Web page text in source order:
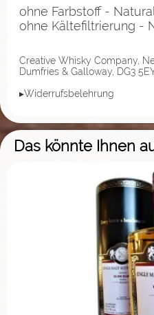
ohne Farbstoff -
ohne Kältefiltrierung -
Creative Whisky Company,
Dumfries & Galloway, DG3
▸Widerrufsbelehrung
Das könnte Ihnen